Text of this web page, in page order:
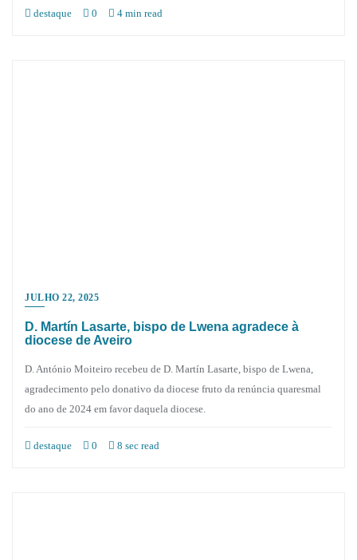
destaque 0 4 min read
JULHO 22, 2025
D. Martín Lasarte, bispo de Lwena agradece à
diocese de Aveiro
D. António Moiteiro recebeu de D. Martín Lasarte, bispo de Lwena,
agradecimento pelo donativo da diocese fruto da renúncia quaresmal
do ano de 2024 em favor daquela diocese.
destaque 0 8 sec read